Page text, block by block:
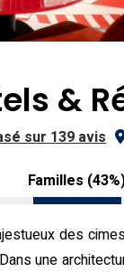
&
sur 139 avis
Familles
des
une